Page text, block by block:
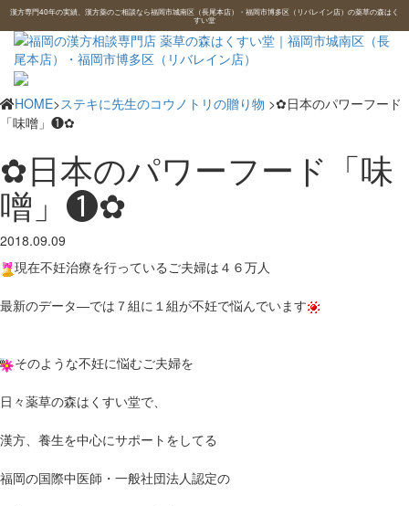
漢方専門40年の実績、漢方薬のご相談なら福岡市城南区（長尾本店）・福岡市博多区（リバレイン店）の薬草の森はく
すい堂
HOME>ステキに先生のコウノトリの贈り物 >✿日本のパワーフード
「味噌」❶✿
✿日本のパワーフード「味
噌」❶✿
2018.09.09
現在不妊治療を行っているご夫婦は４６万人
最新のデータ―では７組に１組が不妊で悩んでいます
そのような不妊に悩むご夫婦を
日々薬草の森はくすい堂で、
漢方、養生を中心にサポートをしてる
福岡の国際中医師・一般社団法人認定の